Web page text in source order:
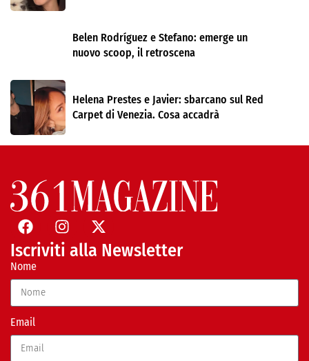
Belen Rodríguez e Stefano: emerge un
nuovo scoop, il retroscena
Helena Prestes e Javier: sbarcano sul Red
Carpet di Venezia. Cosa accadrà
Iscriviti alla Newsletter
Nome
Email